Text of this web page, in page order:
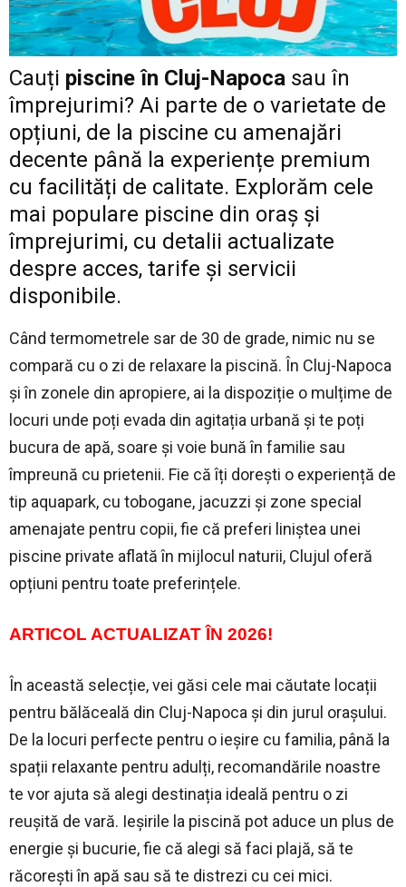
Cauți piscine în Cluj-Napoca sau în
împrejurimi? Ai parte de o varietate de
opțiuni, de la piscine cu amenajări
decente până la experiențe premium
cu facilități de calitate. Explorăm cele
mai populare piscine din oraș și
împrejurimi, cu detalii actualizate
despre acces, tarife și servicii
disponibile.
Când termometrele sar de 30 de grade, nimic nu se
compară cu o zi de relaxare la piscină. În Cluj-Napoca
și în zonele din apropiere, ai la dispoziție o mulțime de
locuri unde poți evada din agitația urbană și te poți
bucura de apă, soare și voie bună în familie sau
împreună cu prietenii. Fie că îți dorești o experiență de
tip aquapark, cu tobogane, jacuzzi și zone special
amenajate pentru copii, fie că preferi liniștea unei
piscine private aflată în mijlocul naturii, Clujul oferă
opțiuni pentru toate preferințele.
ARTICOL ACTUALIZAT ÎN 2026!
În această selecție, vei găsi cele mai căutate locații
pentru bălăceală din Cluj-Napoca și din jurul orașului.
De la locuri perfecte pentru o ieșire cu familia, până la
spații relaxante pentru adulți, recomandările noastre
te vor ajuta să alegi destinația ideală pentru o zi
reușită de vară. Ieșirile la piscină pot aduce un plus de
energie și bucurie, fie că alegi să faci plajă, să te
răcorești în apă sau să te distrezi cu cei mici.